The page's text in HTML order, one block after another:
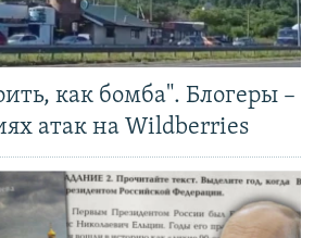
как бомба". Блогеры –
атак на Wildberries